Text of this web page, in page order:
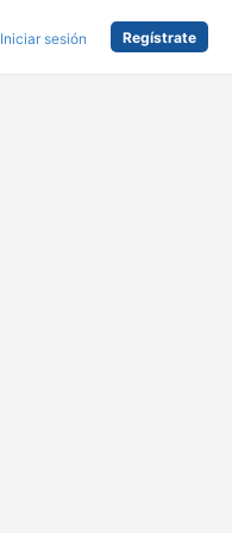
Iniciar sesión Regístrate